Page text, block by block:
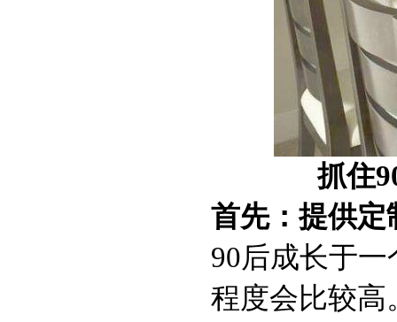
抓住
首先：提供定
90后成长于
程度会比较高